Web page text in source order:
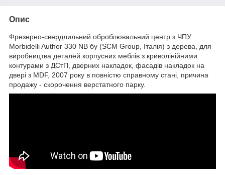
Опис
Фрезерно-свердлильний оброблювальний центр з ЧПУ
Morbidelli Author 330 NB бу (SCM Group, Італія) з дерева, для
виробництва деталей корпусних меблів з криволінійними
контурами з ДСтП, дверних накладок, фасадів накладок на
двері з MDF, 2007 року в повністю справному стані, причина
продажу - скорочення верстатного парку.